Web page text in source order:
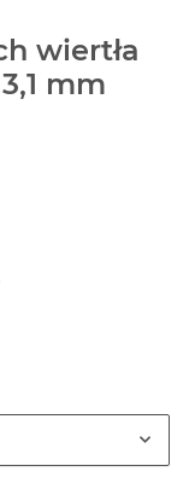
wiertła
mm